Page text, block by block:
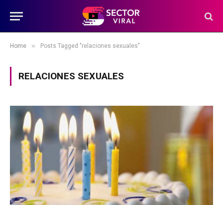
Home » Posts Tagged "relaciones sexuales"
RELACIONES SEXUALES